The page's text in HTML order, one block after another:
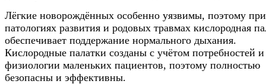
Лёгкие новорождённых особенно уязвимы, поэтому при
патологиях развития и родовых травмах кислородная
обеспечивает поддержание нормального дыхания.
Кислородные палатки созданы с учётом потребностей и
физиологии маленьких пациентов, поэтому полностью
безопасны и эффективны.